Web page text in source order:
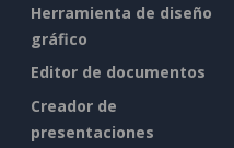
Herramienta de diseño
gráfico
Editor de documentos
Creador de
presentaciones